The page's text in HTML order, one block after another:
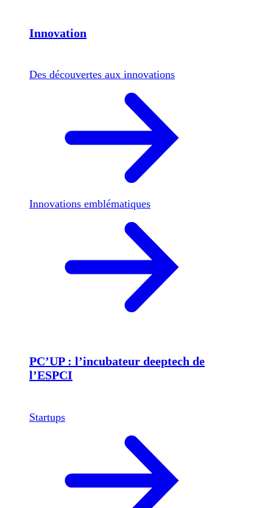
Innovation
Des découvertes aux innovations
Innovations emblématiques
PC’UP : l’incubateur deeptech de
l’ESPCI
Startups